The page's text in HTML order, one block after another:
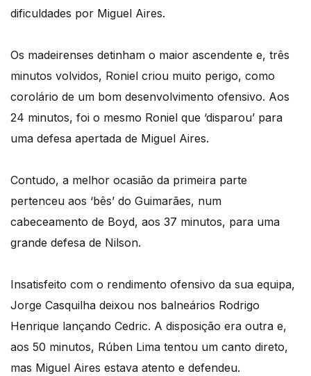
dificuldades por Miguel Aires.
Os madeirenses detinham o maior ascendente e, três
minutos volvidos, Roniel criou muito perigo, como
corolário de um bom desenvolvimento ofensivo. Aos
24 minutos, foi o mesmo Roniel que ‘disparou’ para
uma defesa apertada de Miguel Aires.
Contudo, a melhor ocasião da primeira parte
pertenceu aos ‘bês’ do Guimarães, num
cabeceamento de Boyd, aos 37 minutos, para uma
grande defesa de Nilson.
Insatisfeito com o rendimento ofensivo da sua equipa,
Jorge Casquilha deixou nos balneários Rodrigo
Henrique lançando Cedric. A disposição era outra e,
aos 50 minutos, Rúben Lima tentou um canto direto,
mas Miguel Aires estava atento e defendeu.